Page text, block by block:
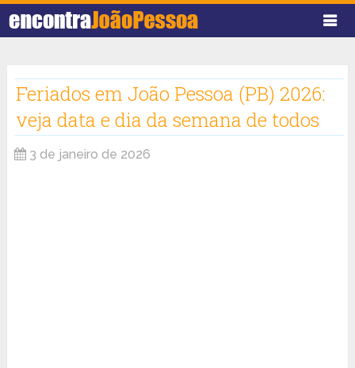
Feriados em João Pessoa (PB) 2026:
veja data e dia da semana de todos
3 de janeiro de 2026